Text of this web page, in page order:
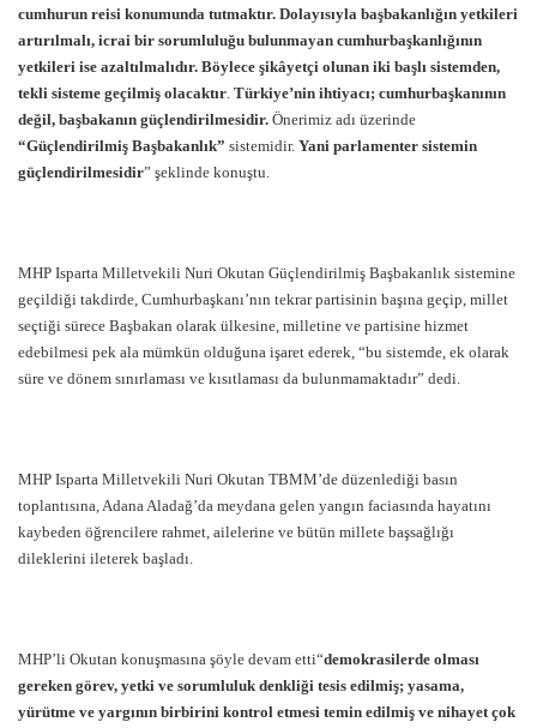
cumhurun reisi konumunda tutmaktır. Dolayısıyla başbakanlığın yetkileri
artırılmalı, icrai bir sorumluluğu bulunmayan cumhurbaşkanlığının
yetkileri ise azaltılmalıdır. Böylece şikâyetçi olunan iki başlı sistemden,
tekli sisteme geçilmiş olacaktır. Türkiye’nin ihtiyacı; cumhurbaşkanının
değil, başbakanın güçlendirilmesidir. Önerimiz adı üzerinde
“Güçlendirilmiş Başbakanlık” sistemidir. Yani parlamenter sistemin
güçlendirilmesidir” şeklinde konuştu.
MHP Isparta Milletvekili Nuri Okutan Güçlendirilmiş Başbakanlık sistemine
geçildiği takdirde, Cumhurbaşkanı’nın tekrar partisinin başına geçip, millet
seçtiği sürece Başbakan olarak ülkesine, milletine ve partisine hizmet
edebilmesi pek ala mümkün olduğuna işaret ederek, “bu sistemde, ek olarak
süre ve dönem sınırlaması ve kısıtlaması da bulunmamaktadır” dedi.
MHP Isparta Milletvekili Nuri Okutan TBMM’de düzenlediği basın
toplantısına, Adana Aladağ’da meydana gelen yangın faciasında hayatını
kaybeden öğrencilere rahmet, ailelerine ve bütün millete başsağlığı
dileklerini ileterek başladı.
MHP’li Okutan konuşmasına şöyle devam etti“demokrasilerde olması
gereken görev, yetki ve sorumluluk denkliği tesis edilmiş; yasama,
yürütme ve yargının birbirini kontrol etmesi temin edilmiş ve nihayet çok